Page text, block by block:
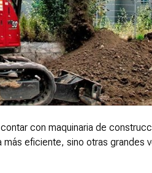
con maquinaria de
eficiente, sino otras grandes